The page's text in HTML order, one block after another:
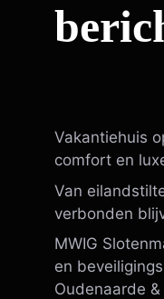
Vakantiehuis
comfort en
Van
verbonden
MWIG
en
Oudenaarde